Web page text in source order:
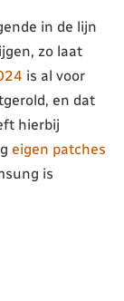
in de lijn
zo laat
is al voor
en dat
hierbij
eigen patches
is